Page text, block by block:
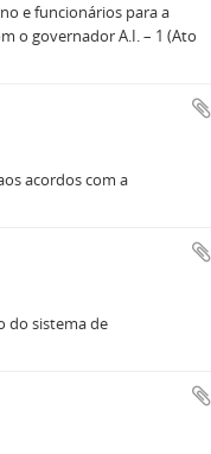
e funcionários para a
o governador A.I. – 1 (Ato
acordos com a
do sistema de